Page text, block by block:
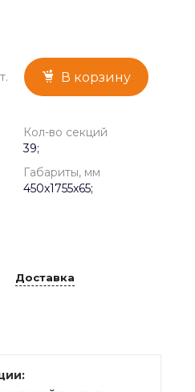
В корзину
Кол-во секций
39;
Габариты, мм
450x1755x65;
Доставка